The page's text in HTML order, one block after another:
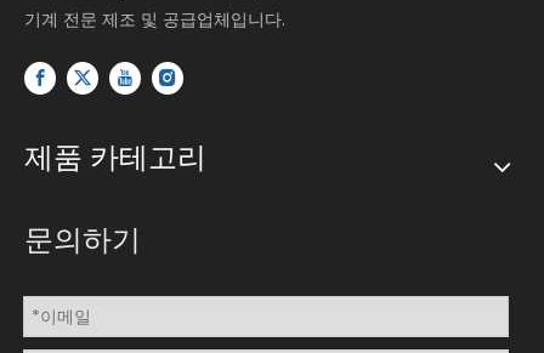
기계 전문 제조 및 공급업체입니다.
제품 카테고리
문의하기